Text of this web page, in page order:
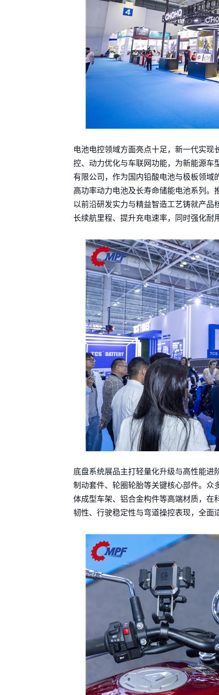
电池电控领域方面亮点十足，新一代实
控、动力优化与车联网功能，为新能源车
有限公司，作为国内铅酸电池与极板领域
高功率动力电池及长寿命储能电池系列
以前沿研发实力与精益智造工艺铸就产
长续航里程、提升充电速率，同时强化耐
底盘系统展品主打轻量化升级与高性能
制动套件、轮圈轮胎等关键核心部件。众
体成型车架、铝合金构件等高端材质，在
韧性、行驶稳定性与弯道操控表现，全面